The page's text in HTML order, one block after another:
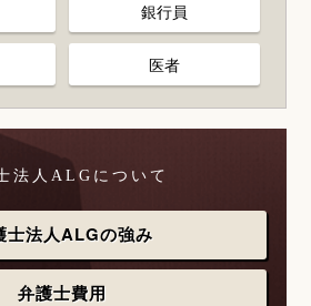
銀行員
医者
法人ALGについて
士法人ALGの強み
弁護士費用